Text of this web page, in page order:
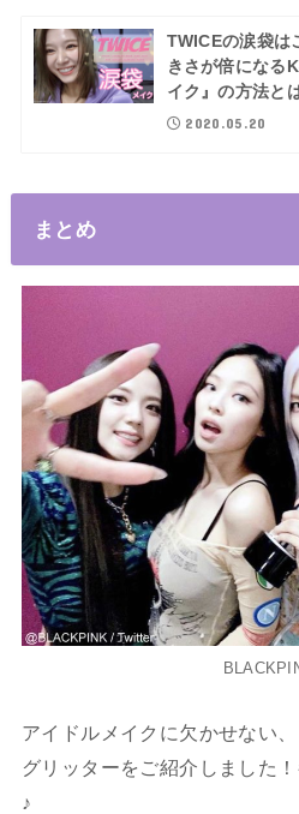
TWICEの涙袋は
きさが倍になる
イク』の方法と
2020.05.20
まとめ
アイドルメイクに欠かせない
グリッターをご紹介しました
♪